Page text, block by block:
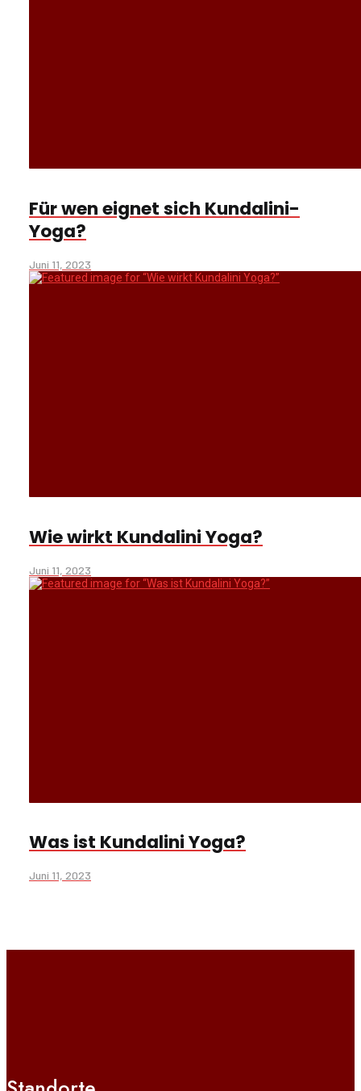
Für wen eignet sich Kundalini-
Yoga?
Juni 11, 2023
Wie wirkt Kundalini Yoga?
Juni 11, 2023
Was ist Kundalini Yoga?
Juni 11, 2023